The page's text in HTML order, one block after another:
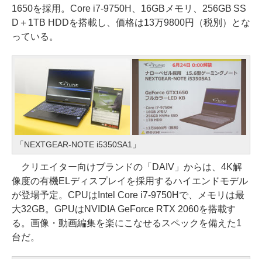
1650を採用。Core i7-9750H、16GBメモリ、256GB SS
D＋1TB HDDを搭載し、価格は13万9800円（税別）とな
っている。
「NEXTGEAR-NOTE i5350SA1」
クリエイター向けブランドの「DAIV」からは、4K解
像度の有機ELディスプレイを採用するハイエンドモデル
が登場予定。CPUはIntel Core i7-9750Hで、メモリは最
大32GB。GPUはNVIDIA GeForce RTX 2060を搭載す
る。画像・動画編集を楽にこなせるスペックを備えた1
台だ。